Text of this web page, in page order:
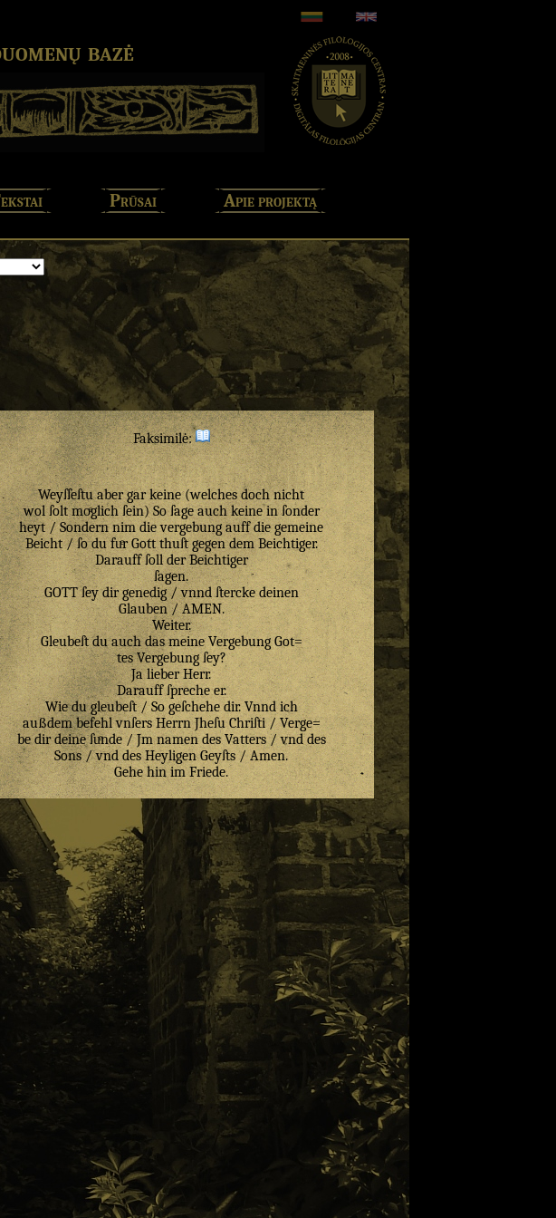
bazė
Prūsai Apie projektą
Faksimilė:
Weyſſeſtu aber gar keine (welches doch nicht
wol ſolt moͤglich ſein) So ſage auch keine in ſonder
heyt / Sondern nim die vergebung auff die gemeine
Beicht / ſo du fuͤr Gott thuſt gegen dem Beichtiger.
Darauff ſoll der Beichtiger
ſagen.
GOTT ſey dir genedig / vnnd ſtercke deinen
Glauben / AMEN.
Weiter.
Gleubeſt du auch das meine Vergebung Got=
tes Vergebung ſey?
Ja lieber Herr.
Darauff ſpreche er.
Wie du gleubeſt / So geſchehe dir. Vnnd ich
außdem befehl vnſers Herrn Jheſu Chriſti / Verge=
be dir deine ſuͤnde / Jm namen des Vatters / vnd des
Sons / vnd des Heyligen Geyſts / Amen.
Gehe hin im Friede.